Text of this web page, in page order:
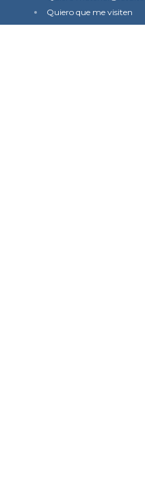
Quiero que me visiten
Quiero visitar una iglesia